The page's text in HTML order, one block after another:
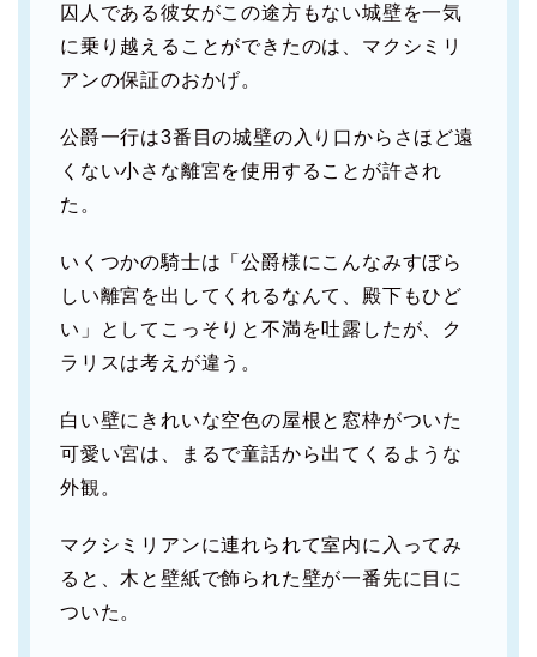
囚人である彼女がこの途方もない城壁を一気
に乗り越えることができたのは、マクシミリ
アンの保証のおかげ。
公爵一行は3番目の城壁の入り口からさほど遠
くない小さな離宮を使用することが許され
た。
いくつかの騎士は「公爵様にこんなみすぼら
しい離宮を出してくれるなんて、殿下もひど
い」としてこっそりと不満を吐露したが、ク
ラリスは考えが違う。
白い壁にきれいな空色の屋根と窓枠がついた
可愛い宮は、まるで童話から出てくるような
外観。
マクシミリアンに連れられて室内に入ってみ
ると、木と壁紙で飾られた壁が一番先に目に
ついた。